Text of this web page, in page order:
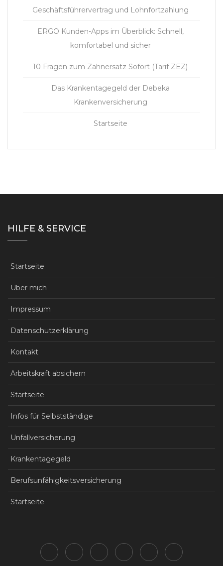
Geschäftsführervertrag und Lohnfortzahlung
ERGO Kunden-Apps im Überblick: Schnell,
komfortabel und sicher
10 Fragen zum Zahnersatz Sofort (Tarif ZEZ)
Das Krankentagegeld der Debeka
Krankenversicherung
Startseite
HILFE & SERVICE
Startseite
Über mich
Impressum
Datenschutzerklärung
Kontakt
Arbeitskraft absichern
Startseite
Infos für Selbstständige
Unfallversicherung
Krankentagegeld
Berufsunfähigkeitsversicherung
Startseite